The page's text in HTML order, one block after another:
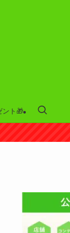
ント🎁